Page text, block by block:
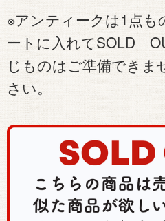
※アンティークは1点も
ートに入れてSOLD
じものはご準備できま
さい。